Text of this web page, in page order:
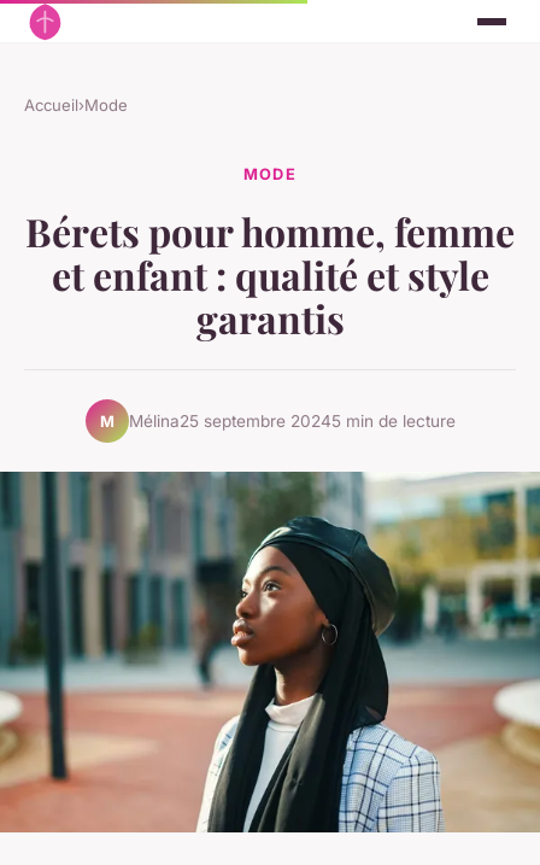
Accueil›Mode
MODE
Bérets pour homme, femme
et enfant : qualité et style
garantis
M Mélina25 septembre 20245 min de lecture